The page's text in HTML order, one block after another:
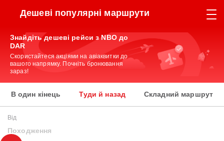
Дешеві популярні маршрути
Знайдіть дешеві рейси з NBO до
DAR
Скористайтеся акціями на авіаквитки до
вашого напрямку. Почніть бронювання
зараз!
В один кінець Туди й назад Складний маршрут
Від
Походження